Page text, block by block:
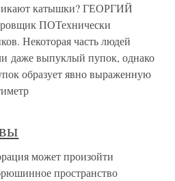
катышки? ГЕОРГИЙ
ПОТехнически
Некоторая часть людей
даже выпуклый пупок, однако
образует явно выраженную
может произойти
пространство